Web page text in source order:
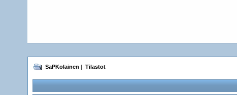
SaPKolainen | Tilastot